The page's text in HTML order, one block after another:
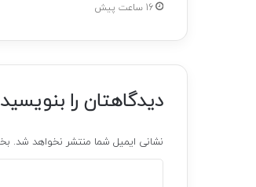
16 ساعت پیش
دیدگاهتان را بنویسید
نشانی ایمیل شما منتشر نخواهد شد.